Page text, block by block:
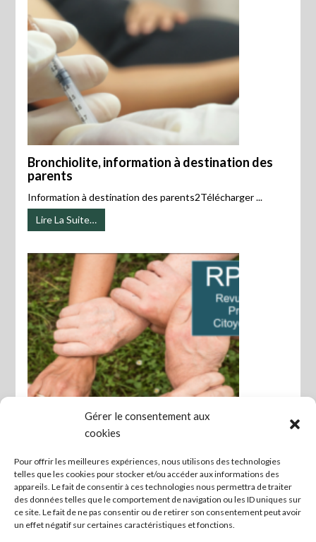
Gérer le consentement aux
cookies
Pour offrir les meilleures expériences, nous utilisons des technologies
telles que les cookies pour stocker et/ou accéder aux informations des
appareils. Le fait de consentir à ces technologies nous permettra de traiter
des données telles que le comportement de navigation ou les ID uniques sur
ce site. Le fait de ne pas consentir ou de retirer son consentement peut avoir
un effet négatif sur certaines caractéristiques et fonctions.
Bronchiolite, information à destination des
parents
Information à destination des parents2Télécharger ...
Lire La Suite…
Demandez le journal !
Revue de presse .Une petite équipe de citoyens de
l'Essonne publie deux fois par mois une revue de presse.